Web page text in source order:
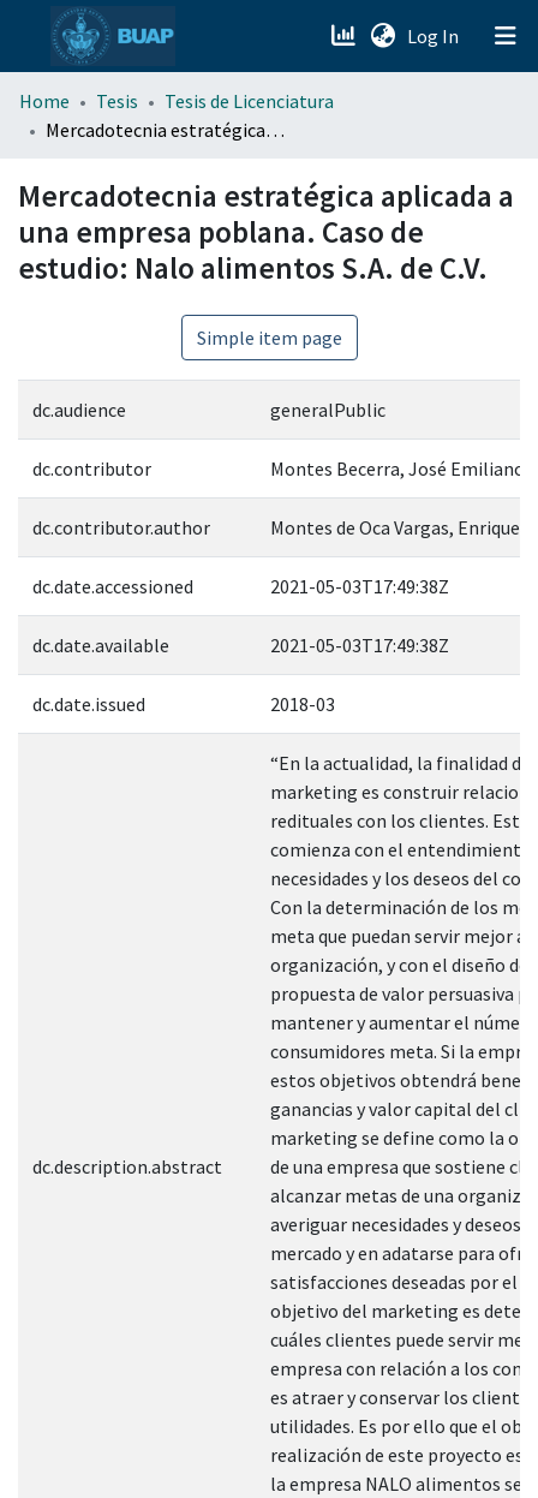
Log In (current)
menu.section.about_menu
Home Tesis
Tesis de Licenciatura
Mercadotecnia estratégica aplicada a una empresa poblana. Caso de estudio: Nalo alimentos S.A. de C.V.
Mercadotecnia estratégica aplicada a
una empresa poblana. Caso de
estudio: Nalo alimentos S.A. de C.V.
Simple item page
dc.audience generalPublic
dc.contributor Montes Becerra, José Emiliano
dc.contributor.author Montes de Oca Vargas, Enrique
dc.date.accessioned 2021-05-03T17:49:38Z
dc.date.available 2021-05-03T17:49:38Z
dc.date.issued 2018-03
dc.description.abstract
“En la actualidad, la finalidad del
marketing es construir
redituales con los clientes. Este
comienza con el entendimiento
necesidades y los deseos del
Con la determinación de los
meta que puedan servir mejor a
organización, y con el diseño de
propuesta de valor persuasiva
mantener y aumentar el
consumidores meta. Si la
estos objetivos obtendrá
ganancias y valor capital del
marketing se define como la
de una empresa que sostiene
alcanzar metas de una
averiguar necesidades y deseos
mercado y en adatarse para
satisfacciones deseadas por el
objetivo del marketing es
cuáles clientes puede servir
empresa con relación a los
es atraer y conservar los
utilidades. Es por ello que el
realización de este proyecto es
la empresa NALO alimentos se